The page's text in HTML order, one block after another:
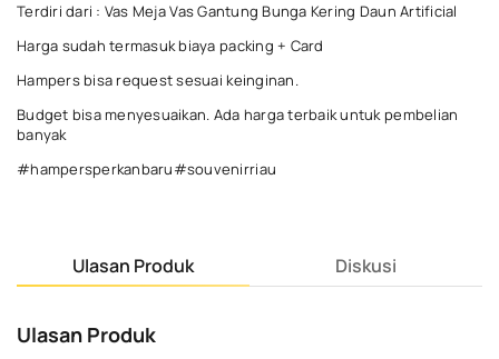
Terdiri dari : Vas Meja Vas Gantung Bunga Kering Daun Artificial
Harga sudah termasuk biaya packing + Card
Hampers bisa request sesuai keinginan.
Budget bisa menyesuaikan. Ada harga terbaik untuk pembelian
banyak
#hampersperkanbaru#souvenirriau
Ulasan Produk Diskusi
Ulasan Produk